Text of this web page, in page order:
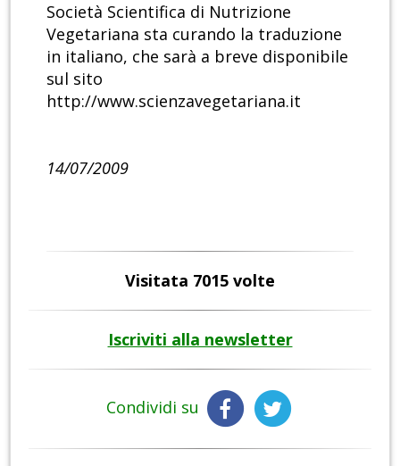
Società Scientifica di Nutrizione
Vegetariana sta curando la traduzione
in italiano, che sarà a breve disponibile
sul sito
http://www.scienzavegetariana.it
14/07/2009
Visitata 7015 volte
Iscriviti alla newsletter
Condividi su